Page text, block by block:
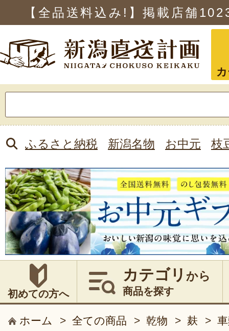
【全品送料込み!】掲載店舗
索:
ふるさと納税 新潟名物 お中元 枝
初めての方へ
カテゴリ から
商品を探す
ホーム > 全ての商品 > 乾物 > 麸 >